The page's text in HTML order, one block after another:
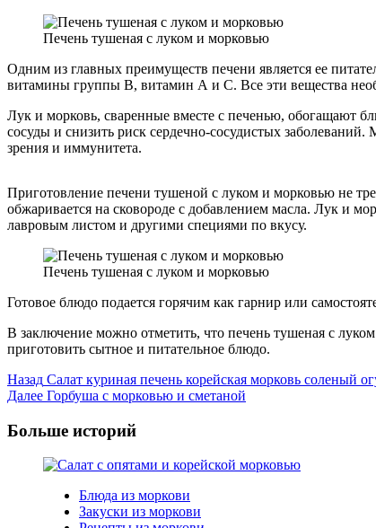
Печень тушеная с луком и морковью
Одним из главных преимуществ печени является ее
витамины группы B, витамин А и С. Все эти вещества
Лук и морковь, сваренные вместе с печенью, обогащают
сосуды и снизить риск сердечно-сосудистых
зрения и иммунитета.
Приготовление печени тушеной с луком и морковью не
обжаривается на сковороде с добавлением масла. Лук и
лавровым листом и другими специями по вкусу.
Печень тушеная с луком и морковью
Готовое блюдо подается горячим как гарнир или
В заключение можно отметить, что печень тушеная с
приготовить сытное и питательное блюдо.
Post
Navigation
Назад Салат куриная печень корейская морковь соленый
Далее Горбуша с морковью и сметаной
Больше историй
Блюда из моркови
Закуски из моркови